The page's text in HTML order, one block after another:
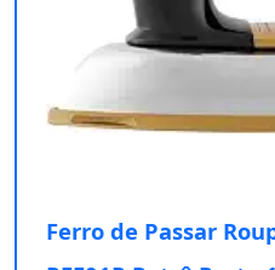
Ferro de Passar